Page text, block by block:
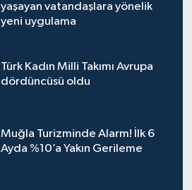
yaşayan vatandaşlara yönelik
yeni uygulama
Türk Kadın Milli Takımı Avrupa
dördüncüsü oldu
Muğla Turizminde Alarm! İlk 6
Ayda %10’a Yakın Gerileme